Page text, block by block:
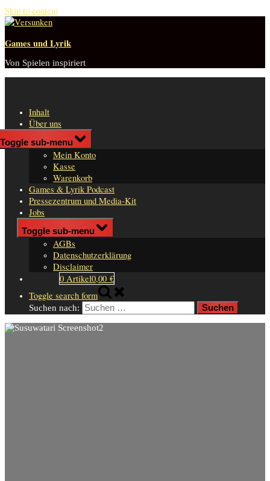
Skip to content
Games und Lyrik
Von Spielen inspiriert
Inhalt
Über uns
Shop
Toggle sub-menu
Mein Konto
Kasse
Warenkorb
Games & Lyrik Podcast
Pressezentrum und Media-Kit
Jobs
Impressum
Toggle sub-menu
AGBs
Datenschutzerklärung
Disclaimer
0 Artikel0,00 €
Toggle search form
Suchen nach: